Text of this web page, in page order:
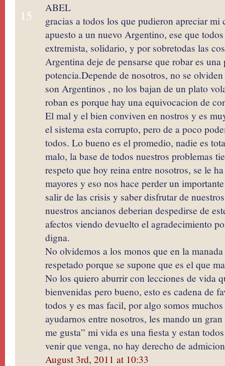
15
ABEL
gracias a todos los que pudieron apreciar mi
apuesto a un nuevo Argentino, ese que
extremista, solidario, y por sobretodas las
Argentina deje de pensarse que robar es
potencia.Depende de nosotros, no se
son Argentinos , no los bajan de un plato
roban es porque hay una equivocacion de
El mal y el bien conviven en nostros y es
el sistema esta corrupto, pero de a poco
todos. Lo bueno es el promedio, nadie es
malo, la base de todos nuestros problemas
respeto que hoy reina entre nosotros, se le
mayores y eso nos hace perder un
salir de las crisis y saber disfrutar de
nuestros ancianos deberian despedirse de
afectos viendo devuelto el agradecimiento
digna.
No olvidemos a los monos que en la
respetado porque se supone que es el que
No los quiero aburrir con lecciones de vida
bienvenidas pero bueno, esto es cadena de
todos y es mas facil, por algo somos
ayudarnos entre nosotros, les mando un
me gusta” mi vida es una fiesta y estan
venir que venga, no hay derecho de
August 3rd, 2011 at 10:33